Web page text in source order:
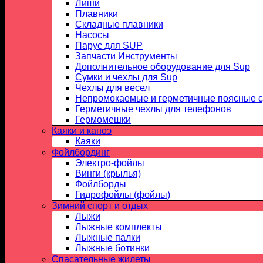
Лиши
Плавники
Складные плавники
Насосы
Парус для SUP
Запчасти Инструменты
Дополнительное оборудование для Sup
Сумки и чехлы для Sup
Чехлы для весел
Непромокаемые и герметичные поясные
Герметичные чехлы для телефонов
Гермомешки
Каяки и каноэ
Каяки
Фойлбординг
Электро-фойлы
Винги (крылья)
Фойлборды
Гидрофойлы (фойлы)
Зимний спорт и отдых
Лыжи
Лыжные комплекты
Лыжные палки
Лыжные ботинки
Спасательные жилеты